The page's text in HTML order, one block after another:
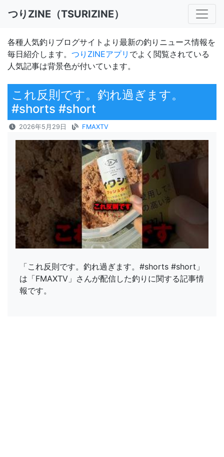
つりZINE（TSURIZINE）
各種人気釣りブログサイトより最新の釣りニュース情報を
毎日紹介します。 つりZINEアプリ でよく閲覧されている
人気記事は背景色が付いています。
これ反則です。釣れ過ぎます。
#shorts #short
2026年5月29日 FMAXTV
「これ反則です。釣れ過ぎます。#shorts #short」
は「FMAXTV」さんが配信した釣りに関する記事情
報です。